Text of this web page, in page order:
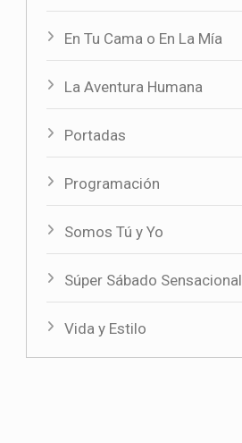
En Tu Cama o En La Mía
La Aventura Humana
Portadas
Programación
Somos Tú y Yo
Súper Sábado Sensacional
Vida y Estilo